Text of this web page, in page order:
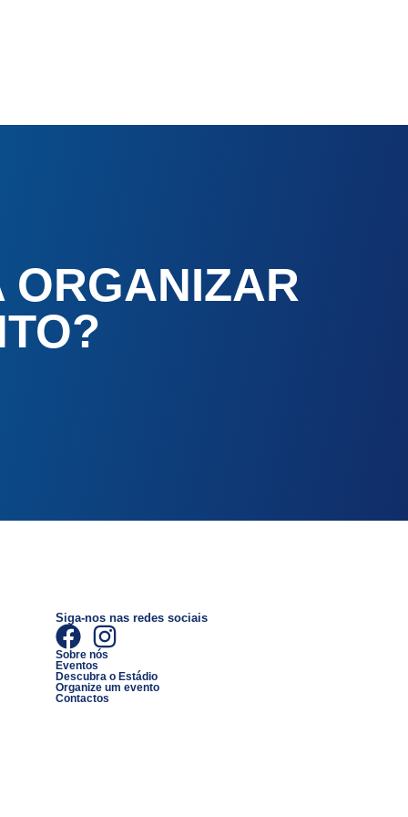
ORGANIZAR
Siga-nos nas redes sociais
Sobre nós
Eventos
Descubra o Estádio
Organize um evento
Contactos